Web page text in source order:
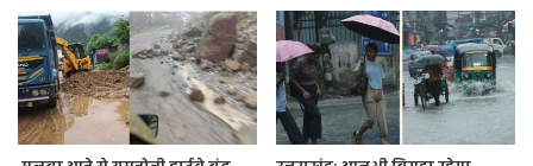
लोग आएंगे।